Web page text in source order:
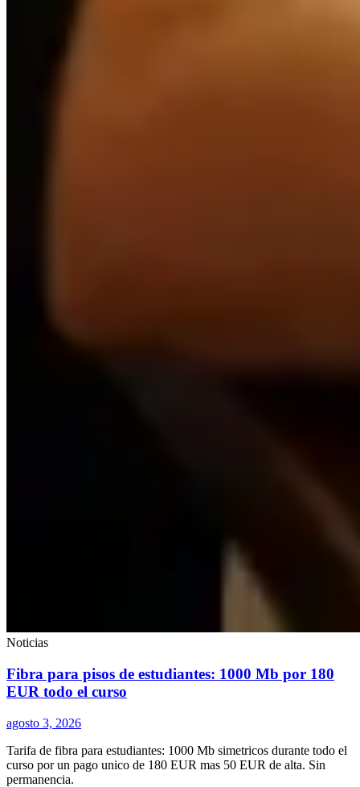
Noticias
Fibra para pisos de estudiantes: 1000 Mb por 180
EUR todo el curso
agosto 3, 2026
Tarifa de fibra para estudiantes: 1000 Mb simetricos durante todo el
curso por un pago unico de 180 EUR mas 50 EUR de alta. Sin
permanencia.